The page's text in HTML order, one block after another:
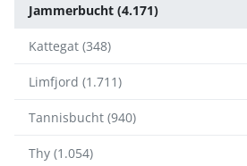
Jammerbucht (4.171)
Kattegat (348)
Limfjord (1.711)
Tannisbucht (940)
Thy (1.054)